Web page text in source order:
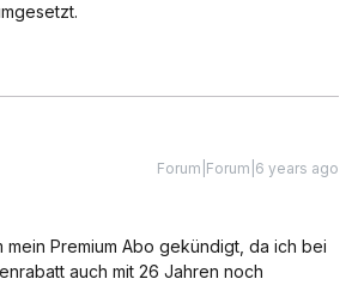
Forum|Forum|6 years ago
Premium Abo gekündigt, da ich bei
auch mit 26 Jahren noch